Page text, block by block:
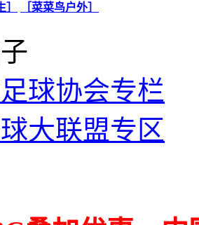
］ ［菜菜鸟户外］
球协会专栏
大联盟专区